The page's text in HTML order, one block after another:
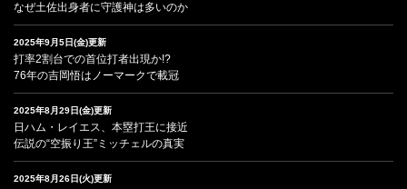
なぜ土佐出身者に守護神は多いのか
2025年9月5日(金)更新
打率2割台での首位打者出現か!?
76年の吉岡悟はノーマークで載冠
2025年8月29日(金)更新
日ハム・レイエス、本塁打王に接近
伝説の“空振り王”ミッチェルの真実
2025年8月26日(火)更新